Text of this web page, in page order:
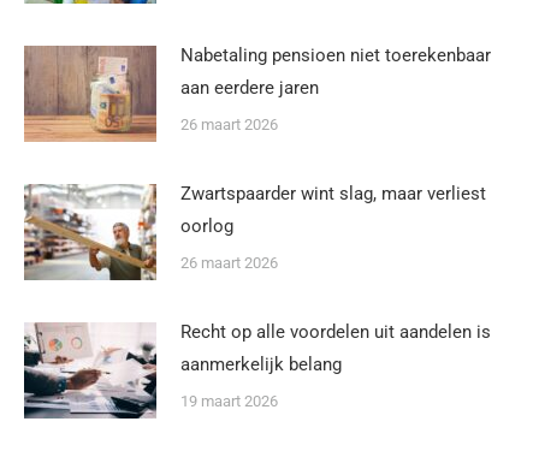
Nabetaling pensioen niet toerekenbaar
aan eerdere jaren
26 maart 2026
Zwartspaarder wint slag, maar verliest
oorlog
26 maart 2026
Recht op alle voordelen uit aandelen is
aanmerkelijk belang
19 maart 2026